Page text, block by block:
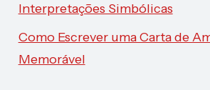
Interpretações Simbólicas
Como Escrever uma Carta de
Memorável